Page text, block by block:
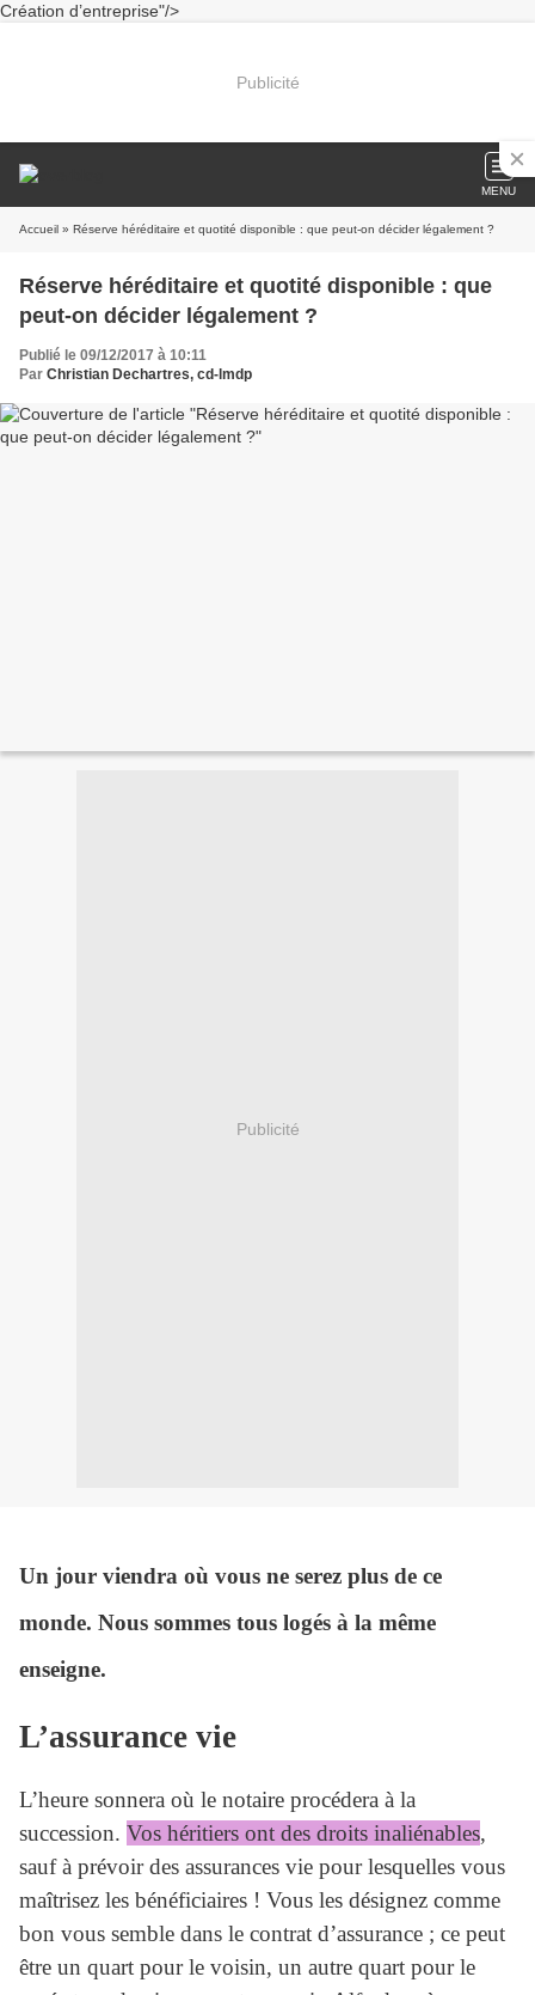
Création d’entreprise"/>
Publicité
MENU
Accueil » Réserve héréditaire et quotité disponible : que peut-on décider légalement ?
Réserve héréditaire et quotité disponible : que
peut-on décider légalement ?
Publié le 09/12/2017 à 10:11
Par Christian Dechartres, cd-lmdp
Publicité
Un jour viendra où vous ne serez plus de ce
monde. Nous sommes tous logés à la même
enseigne.
L’assurance vie
L’heure sonnera où le notaire procédera à la
succession. Vos héritiers ont des droits inaliénables,
sauf à prévoir des assurances vie pour lesquelles vous
maîtrisez les bénéficiaires ! Vous les désignez comme
bon vous semble dans le contrat d’assurance ; ce peut
être un quart pour le voisin, un autre quart pour le